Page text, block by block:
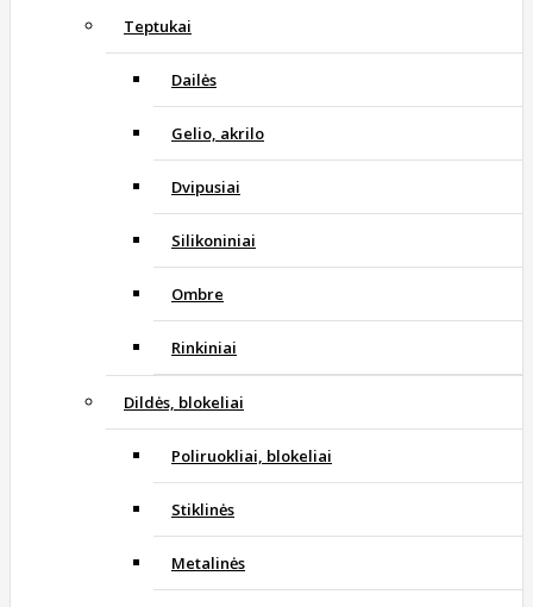
Teptukai
Dailės
Gelio, akrilo
Dvipusiai
Silikoniniai
Ombre
Rinkiniai
Dildės, blokeliai
Poliruokliai, blokeliai
Stiklinės
Metalinės